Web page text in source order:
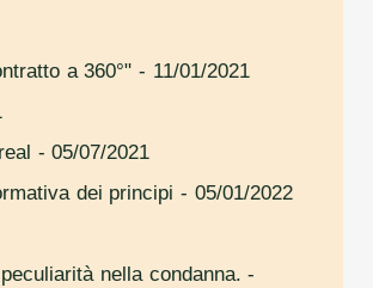
a 360°" - 11/01/2021
- 05/07/2021
dei principi - 05/01/2022
nella condanna. -